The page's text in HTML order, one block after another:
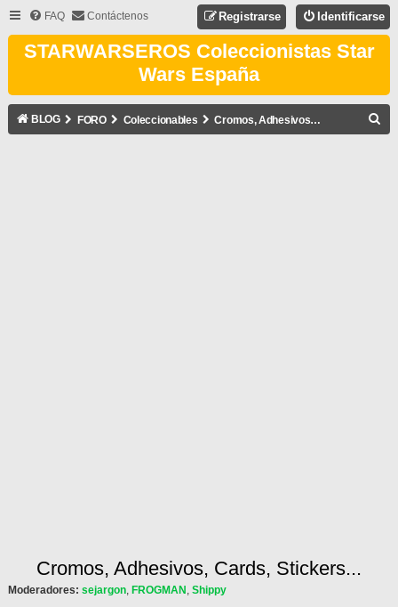
FAQ Contáctenos Identificarse
Registrarse
STARWARSEROS Coleccionistas Star
Wars España
BLOG FORO Coleccionables Cromos, Adhesivos, Cards, Stickers...
Cromos, Adhesivos, Cards, Stickers...
Moderadores: sejargon, FROGMAN , Shippy